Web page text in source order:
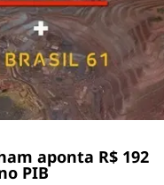
aponta R$ 192
PIB